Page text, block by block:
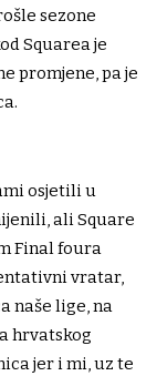
sezone
Squarea je
promjene, pa je
osjetili u
ali Square
Final foura
vratar,
naše lige, na
hrvatskog
jer i mi, uz te